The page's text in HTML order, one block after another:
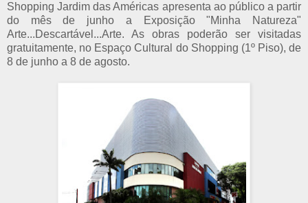
Shopping Jardim das Américas apresenta ao público a partir
do mês de junho a Exposição "Minha Natureza"
Arte...Descartável...Arte. As obras poderão ser visitadas
gratuitamente, no Espaço Cultural do Shopping (1º Piso), de
8 de junho a 8 de agosto.